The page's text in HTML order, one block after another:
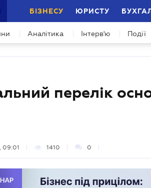
БІЗНЕСУ ЮРИСТУ
Аналітика Інтерв'ю Події
перелік
09:01 1410 0